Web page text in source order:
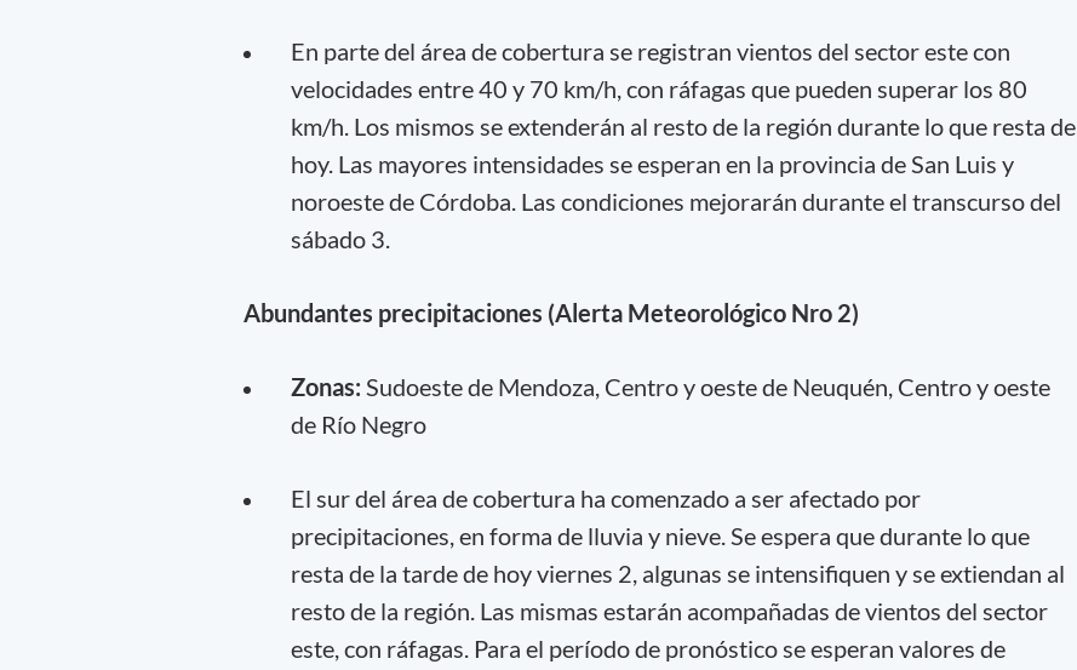
En parte del área de cobertura se registran vientos del sector este con
velocidades entre 40 y 70 km/h, con ráfagas que pueden superar los 80
km/h. Los mismos se extenderán al resto de la región durante lo que resta de
hoy. Las mayores intensidades se esperan en la provincia de San Luis y
noroeste de Córdoba. Las condiciones mejorarán durante el transcurso del
sábado 3.
Abundantes precipitaciones (Alerta Meteorológico Nro 2)
Zonas: Sudoeste de Mendoza, Centro y oeste de Neuquén, Centro y oeste
de Río Negro
El sur del área de cobertura ha comenzado a ser afectado por
precipitaciones, en forma de lluvia y nieve. Se espera que durante lo que
resta de la tarde de hoy viernes 2, algunas se intensifiquen y se extiendan al
resto de la región. Las mismas estarán acompañadas de vientos del sector
este, con ráfagas. Para el período de pronóstico se esperan valores de